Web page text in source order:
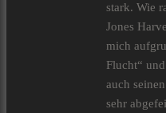
stark. Wie
Jones
mich
Flucht“
auch
sehr